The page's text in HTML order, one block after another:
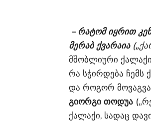
– რატომ იყრით
მერაბ ქვარაია
მშობლიური
რა სჭირდება ჩემს
და როგორ
გიორგი თოდუა
ქალაქი, სადაც